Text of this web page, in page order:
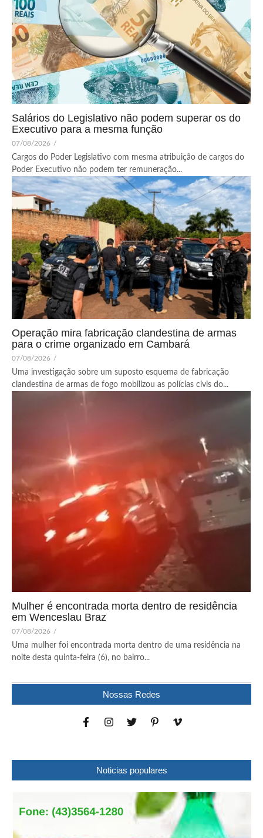
Salários do Legislativo não podem superar os do
Executivo para a mesma função
07/08/2026 /
Cargos do Poder Legislativo com mesma atribuição de cargos do
Poder Executivo não podem ter remuneração...
Operação mira fabricação clandestina de armas
para o crime organizado em Cambará
07/08/2026 /
Uma investigação sobre um suposto esquema de fabricação
clandestina de armas de fogo mobilizou as polícias civis do...
Mulher é encontrada morta dentro de residência
em Wenceslau Braz
07/08/2026 /
Uma mulher foi encontrada morta dentro de uma residência na
noite desta quinta-feira (6), no bairro...
Nossas Redes
Noticias populares